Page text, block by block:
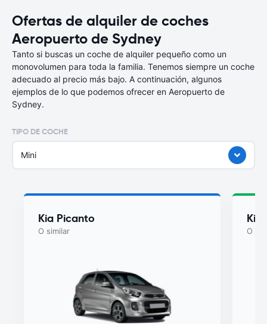
Ofertas de alquiler de coches
Aeropuerto de Sydney
Tanto si buscas un coche de alquiler pequeño como un
monovolumen para toda la familia. Tenemos siempre un coche
adecuado al precio más bajo. A continuación, algunos
ejemplos de lo que podemos ofrecer en Aeropuerto de
Sydney.
TIPO DE COCHE
Mini
Kia Picanto
O similar
Kia
O